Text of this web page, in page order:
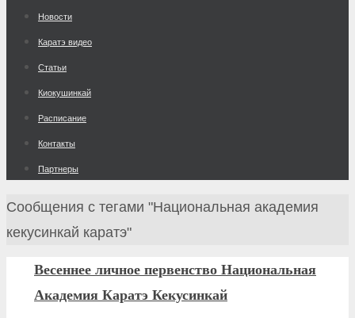
содержимому
Новости
Каратэ видео
Статьи
Киокушинкай
Расписание
Контакты
Партнеры
Главная
Сообщения с тегами "Национальная академия
кекусинкай каратэ"
Весеннее личное первенство Национальная
Академия Каратэ Кекусинкай